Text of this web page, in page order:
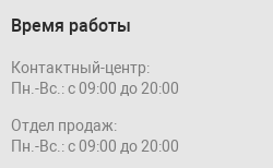
Время работы
Контактный-центр:
Пн.-Вс.: с 09:00 до 20:00
Отдел продаж:
Пн.-Вс.: с 09:00 до 20:00